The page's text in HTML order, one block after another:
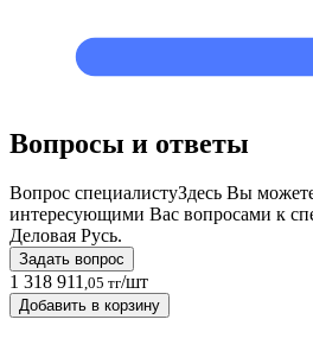
Вопросы и ответы
Вопрос специалистуЗдесь Вы
интересующими Вас вопросами к
Деловая Русь.
Задать вопрос
1 318 911,05 тг/шт
Добавить в корзину